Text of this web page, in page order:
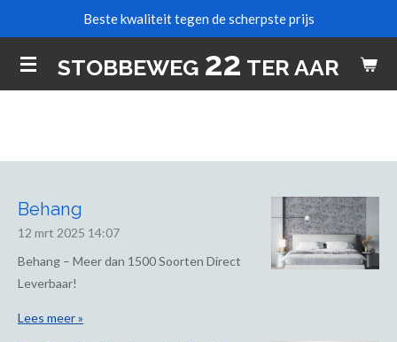
naar
de
STOBBEWEG 22 TER AAR
Beste kwaliteit tegen de scherpste prijs
Behang
12 mrt 2025 14:07
Behang – Meer dan 1500 Soorten Direct
Leverbaar!
Lees meer »